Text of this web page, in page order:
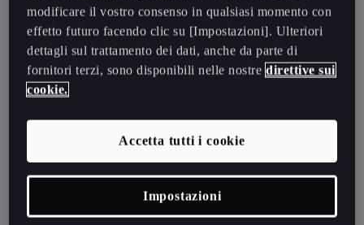
modificare il vostro consenso in qualsiasi momento con
effetto futuro facendo clic su [Impostazioni]. Ulteriori
dettagli sul trattamento dei dati, anche da parte di
fornitori terzi, sono disponibili nelle nostre direttive sui
cookie.
Accetta tutti i cookie
Impostazioni